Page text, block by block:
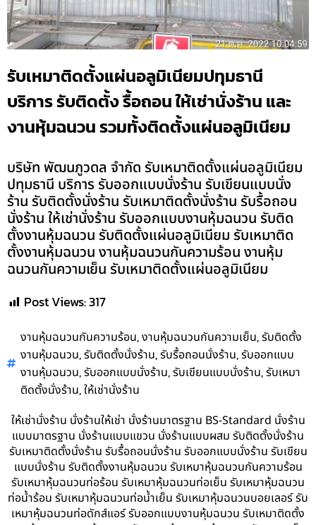
รับเหมาติดตั้งแผ่นอลูมิเนียมปทุมธานี
บริการ รับติดตั้ง รื้อถอน ให้เช่านั่งร้าน และ
งานหุ้มฉนวน รวมทั้งติดตั้งแผ่นอลูมิเนียม
บริษัท พัฒนภูวดล จำกัด รับเหมาติดตั้งแผ่นอลูมิเนียม
ปทุมธานี บริการ รับออกแบบนั่งร้าน รับเขียนแบบนั่ง
ร้าน รับติดตั้งนั่งร้าน รับเหมาติดตั้งนั่งร้าน รับรื้อถอน
นั่งร้าน ให้เช่านั่งร้าน รับออกแบบงานหุ้มฉนวน รับติด
ตั้งงานหุ้มฉนวน รับติดตั้งแผ่นอลูมิเนียม รับเหมาติด
ตั้งงานหุ้มฉนวน งานหุ้มฉนวนกันความร้อน งานหุ้ม
ฉนวนกันความเย็น รับเหมาติดตั้งแผ่นอลูมิเนียม
Post Views:317
งานหุ้มฉนวนกันความร้อน,งานหุ้มฉนวนกันความเย็น,รับติดตั้ง
งานหุ้มฉนวน,รับติดตั้งนั่งร้าน,รับรื้อถอนนั่งร้าน,รับออกแบบ
งานหุ้มฉนวน,รับออกแบบนั่งร้าน,รับเขียนแบบนั่งร้าน,รับเหมา
ติดตั้งนั่งร้าน,ให้เช่านั่งร้าน
ให้เช่านั่งร้าน นั่งร้านให้เช่า นั่งร้านมาตรฐาน BS-Standard นั่งร้าน
แบบมาตรฐาน นั่งร้านแบบแขวน นั่งร้านแบบผสม รับติดตั้งนั่งร้าน
รับเหมาติดตั้งนั่งร้าน รับรื้อถอนนั่งร้าน รับออกแบบนั่งร้าน รับเขียน
แบบนั่งร้าน รับติดตั้งงานหุ้มฉนวน รับเหมาหุ้มฉนวนกันความร้อน
รับเหมาหุ้มฉนวนท่อร้อน รับเหมาหุ้มฉนวนท่อเย็น รับเหมาหุ้มฉนวน
ท่อน้ำร้อน รับเหมาหุ้มฉนวนท่อน้ำเย็น รับเหมาหุ้มฉนวนบอยเลอร์ รับ
เหมาหุ้มฉนวนท่อดักส์แอร์ รับออกแบบงานหุ้มฉนวน รับเหมาติดตั้ง